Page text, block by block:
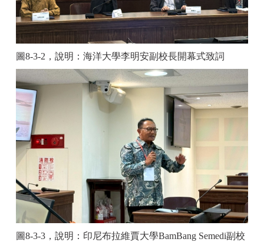
圖8-3-2，說明：海洋大學李明安副校長開幕式致詞
圖8-3-3，說明：印尼布拉維賈大學BamBang Semedi副校